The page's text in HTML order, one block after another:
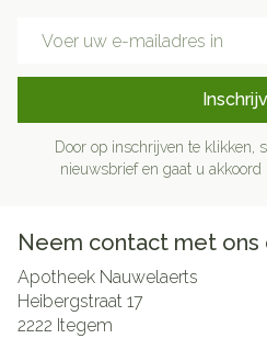
Door op inschrijven te klikken,
nieuwsbrief en gaat u
Neem contact met ons
Apotheek Nauwelaerts
Heibergstraat 17
2222 Itegem